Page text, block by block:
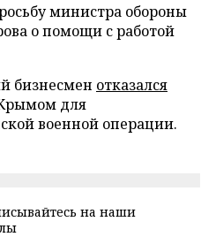
министра обороны
о помощи с работой
бизнесмен отказался
для
военной операции.
на наши